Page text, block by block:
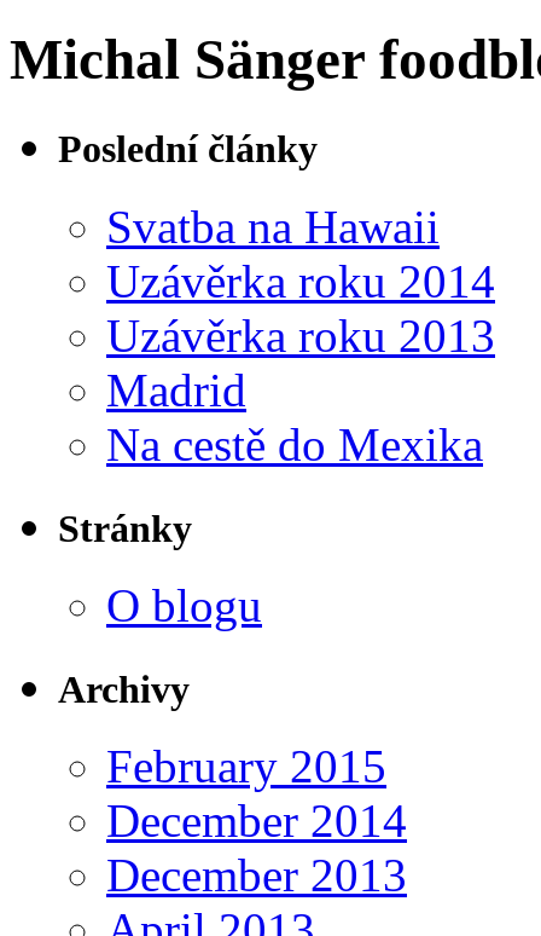
Michal Sänger
Poslední články
Svatba na Hawaii
Uzávěrka roku 2014
Uzávěrka roku 2013
Madrid
Na cestě do Mexika
Stránky
O blogu
Archivy
February 2015
December 2014
December 2013